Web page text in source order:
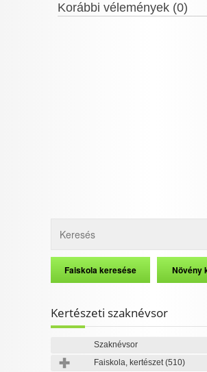
Korábbi vélemények (0)
Kertészeti szaknévsor
Szaknévsor
Faiskola, kertészet(510)